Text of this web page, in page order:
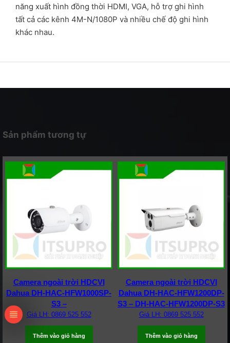
năng xuất hình đồng thời HDMI, VGA, hỗ trợ ghi hình
tất cả các kênh 4M-N/1080P và nhiều chế độ ghi hình
khác nhau.
Sản phẩm tương tự
Camera ngoài trời HDCVI
Dahua DH-HAC-HFW1000SP-
S3 –
Giá LH: 0869 525 552
Thêm vào giỏ hàng
Camera ngoài trời HDCVI
Dahua DH-HAC-HFW1200DP-
S3 – DH-HAC-HFW1200DP-S3
Giá LH: 0869 525 552
Thêm vào giỏ hàng